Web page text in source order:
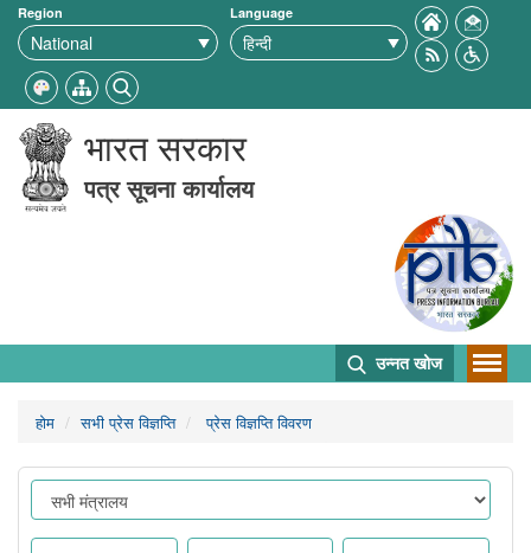
Region Language
भारत सरकार
पत्र सूचना कार्यालय
उन्नत खोज
होम सभी प्रेस विज्ञप्ति प्रेस विज्ञप्ति विवरण